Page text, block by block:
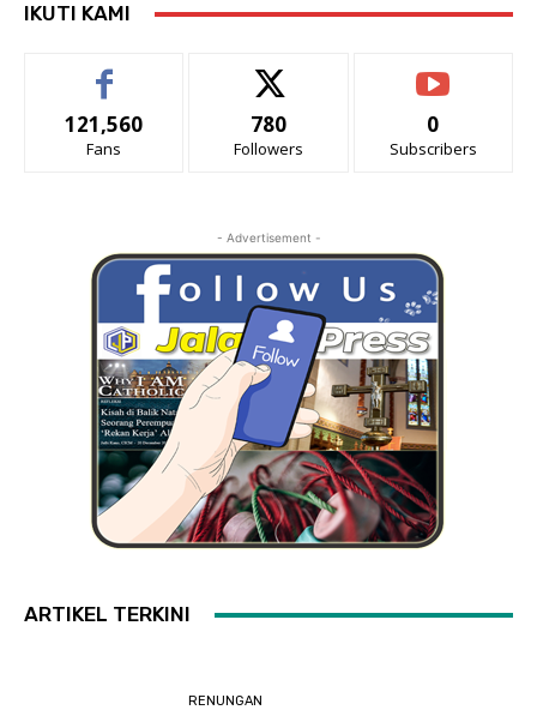
IKUTI KAMI
121,560
Fans
780
Followers
0
Subscribers
- Advertisement -
ARTIKEL TERKINI
RENUNGAN